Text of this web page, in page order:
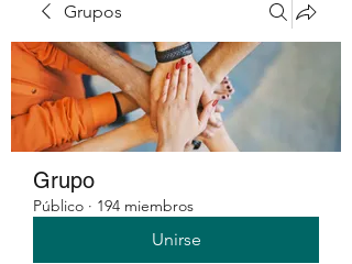
Grupos
Grupo
Público · 194 miembros
Unirse